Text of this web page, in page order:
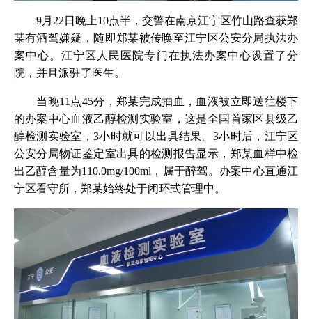
9月22日晚上10点半，交警在南京江宁区竹山路查获郑
某有酒驾嫌疑，随即郑某被传唤至江宁区公安分局执法办
案中心。江宁区人民医院专门在执法办案中心设置了分
院，并且派驻了医生。
当晚11点45分，郑某完成抽血，血液被立即送往楼下
的办案中心血液乙醇检测实验室，这是全国首家区县级乙
醇检测实验室，3小时就可以出具结果。3小时后，江宁区
公安分局物证鉴定室出具的检测报告显示，郑某血样中检
出乙醇含量为110.0mg/100ml，属于醉驾。办案中心直通江
宁区看守所，郑某始终处于闭环式管理中。